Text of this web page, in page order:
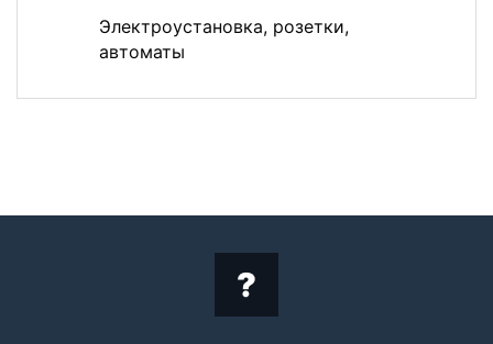
Электроустановка, розетки,
автоматы